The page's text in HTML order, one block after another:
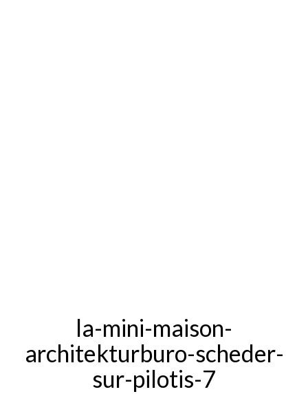
la-mini-maison-
architekturburo-scheder-
sur-pilotis-7